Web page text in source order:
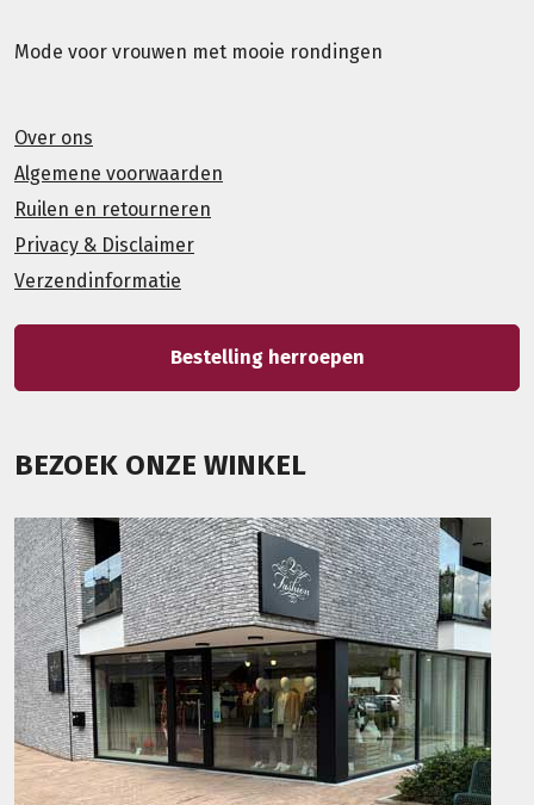
Mode voor vrouwen met mooie rondingen
Over ons
Algemene voorwaarden
Ruilen en retourneren
Privacy & Disclaimer
Verzendinformatie
Bestelling herroepen
BEZOEK ONZE WINKEL